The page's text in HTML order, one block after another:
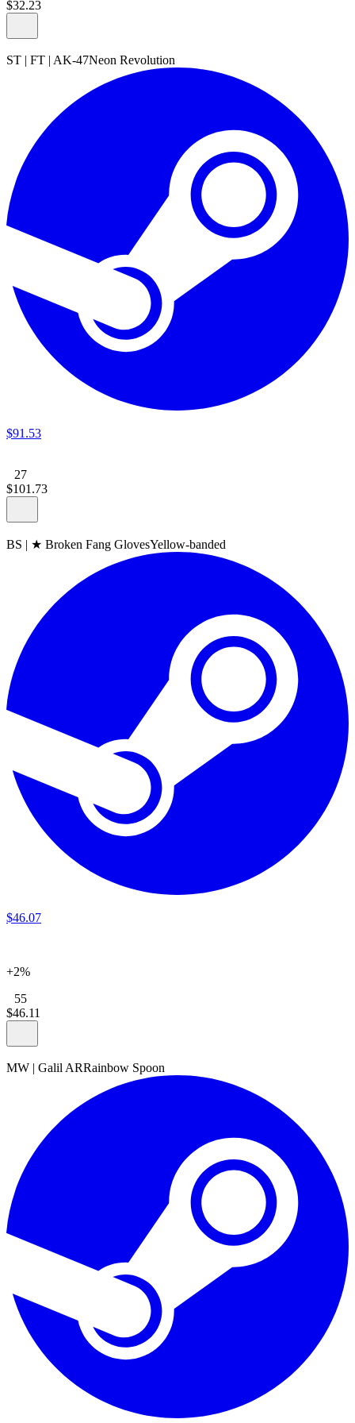
$32.23
ST | FT | AK-47Neon Revolution
$91 .53
27
$101 .73
BS | ★ Broken Fang GlovesYellow-banded
$46.07
+2%
55
$46.11
MW | Galil ARRainbow Spoon